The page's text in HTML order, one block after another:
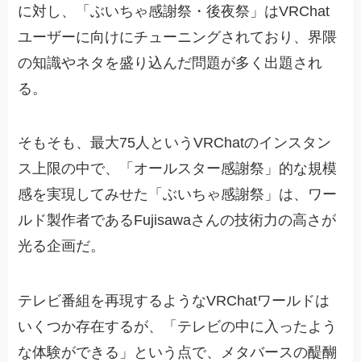
に対し、「ぶいちゃ感謝祭・後夜祭」はVRChat
ユーザーに向けにチューニングされており、界隈
の知識やネタを盛り込んだ問題が多く出題され
る。
そもそも、最大75人というVRChatのインスタン
ス上限の中で、「オールスター感謝祭」的な規模
感を実現してみせた「ぶいちゃ感謝祭」は、ワー
ルド製作者であるFujisawaさんの技術力の高さが
光る企画だ。
テレビ番組を再現するようなVRChatワールドは
いくつか存在するが、「テレビの中に入ったよう
な体験ができる」という点で、メタバースの醍醐